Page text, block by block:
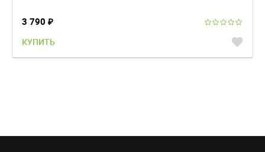
3 790 ₽
КУПИТЬ favorite